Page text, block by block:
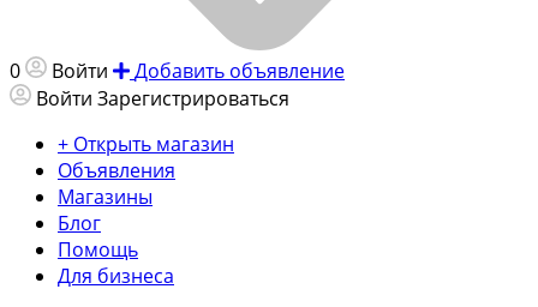
0 Войти
Добавить объявление
Войти Зарегистрироваться
+ Открыть магазин
Объявления
Магазины
Блог
Помощь
Для бизнеса